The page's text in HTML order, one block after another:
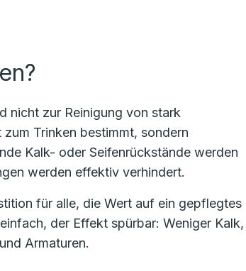
nicht zur Reinigung von stark
Trinken bestimmt, sondern
Kalk- oder Seifenrückstände werden
werden effektiv verhindert.
für alle, die Wert auf ein gepflegtes
der Effekt spürbar: Weniger Kalk,
Armaturen.